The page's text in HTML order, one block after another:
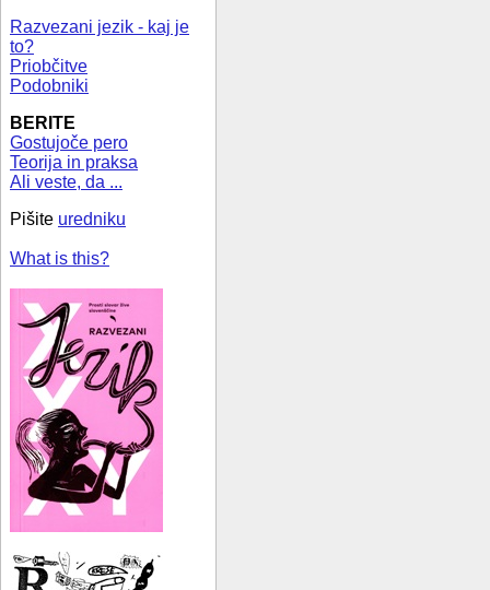
Razvezani jezik - kaj je
to?
Priobčitve
Podobniki
BERITE
Gostujoče pero
Teorija in praksa
Ali veste, da ...
Pišite uredniku
What is this?